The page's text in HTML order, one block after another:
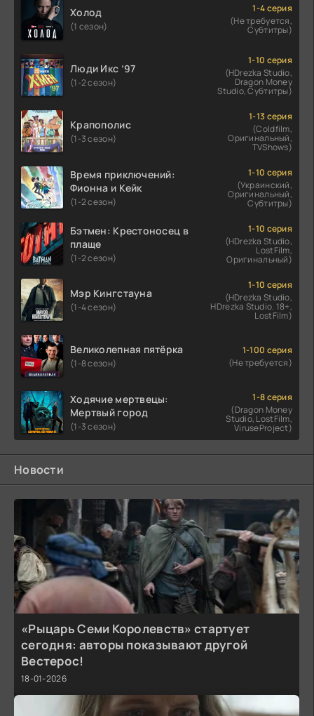
Холод
(1 сезон)
1-4 серия
(Не требуется,
Субтитры)
Люди Икс ’97
(1-2 сезон)
1-10 серия
(HDrezka Studio,
Dragon Money
Studio, Субтитры)
Крапополис
(1-3 сезон)
1-13 серия
(Coldfilm,
Оригинальный,
TVShows)
Время приключений:
Фионна и Кейк
(1-2 сезон)
1-10 серия
(Украинский,
Оригинальный,
Субтитры)
Бэтмен: Крестоносец в
плаще
(1-2 сезон)
1-10 серия
(HDrezka Studio,
LostFilm,
Оригинальный)
Мэр Кингстауна
(1-4 сезон)
1-10 серия
(HDrezka Studio,
HDrezka Studio. 18+,
LostFilm)
Великолепная пятёрка
(1-8 сезон)
1-100 серия
(Не требуется)
Ходячие мертвецы:
Мертвый город
(1-3 сезон)
1-8 серия
(Dragon Money
Studio, LostFilm,
ViruseProject)
Новости
«Рыцарь Семи Королевств» стартует
сегодня: авторы показывают другой
Вестерос!
18-01-2026